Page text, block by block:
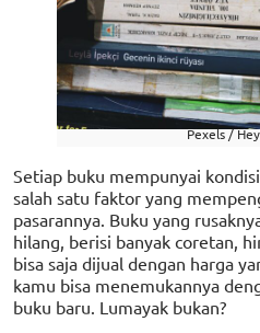
Pexels /
Setiap buku mempunyai
salah satu faktor yang
pasarannya. Buku yang
hilang, berisi banyak coretan,
bisa saja dijual dengan harga
kamu bisa menemukannya
buku baru. Lumayak bukan?